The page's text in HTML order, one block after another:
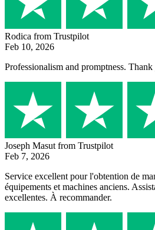
Rodica from Trustpilot
Feb 10, 2026
Professionalism and promptness. Thank
Joseph Masut from Trustpilot
Feb 7, 2026
Service excellent pour l'obtention de
équipements et machines anciens.
excellentes. À recommander.